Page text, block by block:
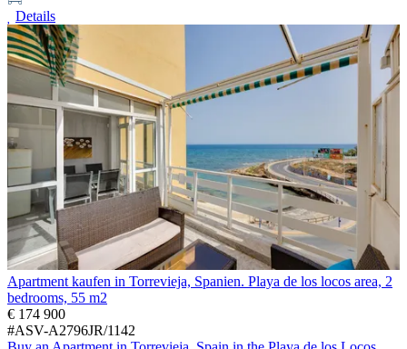
Details
Apartment kaufen in Torrevieja, Spanien. Playa de los locos area, 2
bedrooms, 55 m2
€ 174 900
#ASV-A2796JR/1142